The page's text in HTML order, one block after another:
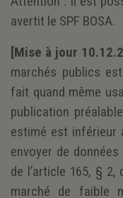
avertit le SPF BOSA.
[Mise à jour
marchés publics
fait quand même
publication
estimé est inférieur
envoyer de
de l’article 165, § 2,
marché de faible